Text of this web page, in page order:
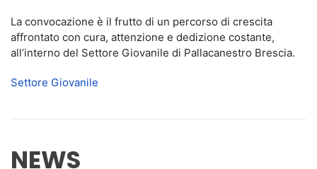
La convocazione è il frutto di un percorso di crescita
affrontato con cura, attenzione e dedizione costante,
all’interno del Settore Giovanile di Pallacanestro Brescia.
Settore Giovanile
NEWS